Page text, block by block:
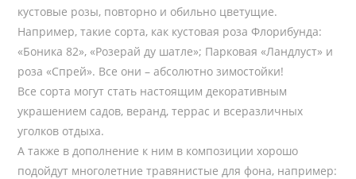
кустовые розы, повторно и обильно цветущие.
Например, такие сорта, как кустовая роза Флорибунда:
«Боника 82», «Розерай ду шатле»; Парковая «Ландлуст» и
роза «Спрей». Все они – абсолютно зимостойки!
Все сорта могут стать настоящим декоративным
украшением садов, веранд, террас и всеразличных
уголков отдыха.
А также в дополнение к ним в композиции хорошо
подойдут многолетние травянистые для фона, например: